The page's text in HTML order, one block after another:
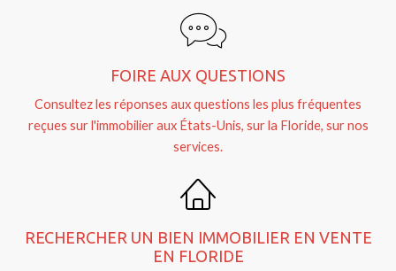
FOIRE AUX QUESTIONS
Consultez les réponses aux questions les plus fréquentes
reçues sur l'immobilier aux États-Unis, sur la Floride, sur nos
services.
RECHERCHER UN BIEN IMMOBILIER EN VENTE
EN FLORIDE